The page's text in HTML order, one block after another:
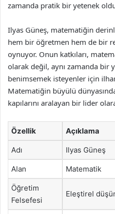
zamanda pratik bir yetenek
Ilyas Güneş, matematiğin
hem bir öğretmen hem de bir
oynuyor. Onun katkıları,
olarak değil, aynı zamanda bir
benimsemek isteyenler için
Matematiğin büyülü
kapılarını aralayan bir lider
Özellik Açıklama
Adı Ilyas Güneş
Alan Matematik
Öğretim
Felsefesi
Eleştirel